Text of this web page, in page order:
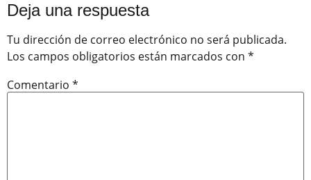
Deja una respuesta
Tu dirección de correo electrónico no será publicada.
Los campos obligatorios están marcados con *
Comentario *